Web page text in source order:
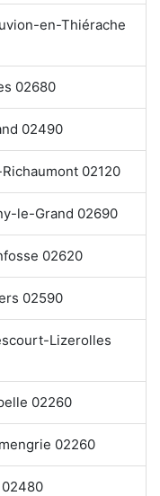
en-Thiérache
02680
02490
02120
le-Grand 02690
02620
02590
Lizerolles
02260
02260